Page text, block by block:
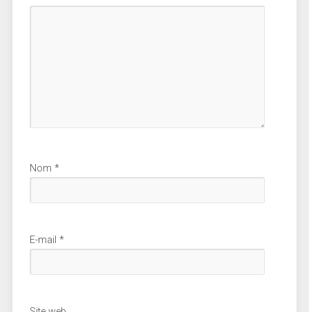
Nom *
E-mail *